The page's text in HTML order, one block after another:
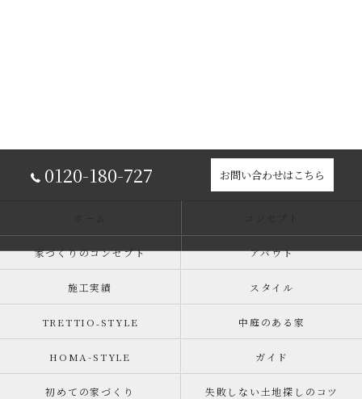
0120-180-727 お問い合わせはこちら
家づくりのコンセプト アバウト
施工実績 スタイル
TRETTIO₋STYLE 中庭のある家
HOMA-STYLE ガイド
初めての家づくり 失敗しない土地探しのコツ